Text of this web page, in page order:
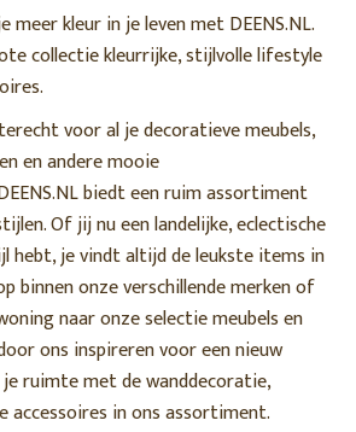
meer kleur in je leven met DEENS.NL.
collectie kleurrijke, stijlvolle lifestyle
voor al je decoratieve meubels,
en andere mooie
biedt een ruim assortiment
Of jij nu een landelijke, eclectische
hebt, je vindt altijd de leukste items in
binnen onze verschillende merken of
naar onze selectie meubels en
ons inspireren voor een nieuw
ruimte met de wanddecoratie,
accessoires in ons assortiment.